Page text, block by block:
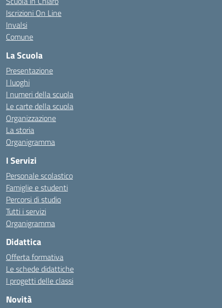
Iscrizioni On Line
Invalsi
Comune
La Scuola
Presentazione
I luoghi
I numeri della scuola
Le carte della scuola
Organizzazione
La storia
Organigramma
I Servizi
Personale scolastico
Famiglie e studenti
Percorsi di studio
Tutti i servizi
Organigramma
Didattica
Offerta formativa
Le schede didattiche
I progetti delle classi
Novità